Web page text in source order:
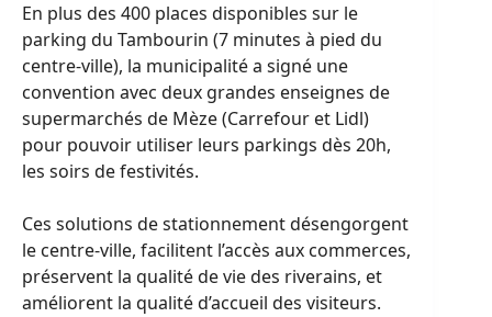
En plus des 400 places disponibles sur le
parking du Tambourin (7 minutes à pied du
centre-ville), la municipalité a signé une
convention avec deux grandes enseignes de
supermarchés de Mèze (Carrefour et Lidl)
pour pouvoir utiliser leurs parkings dès 20h,
les soirs de festivités.
Ces solutions de stationnement désengorgent
le centre-ville, facilitent l’accès aux commerces,
préservent la qualité de vie des riverains, et
améliorent la qualité d’accueil des visiteurs.